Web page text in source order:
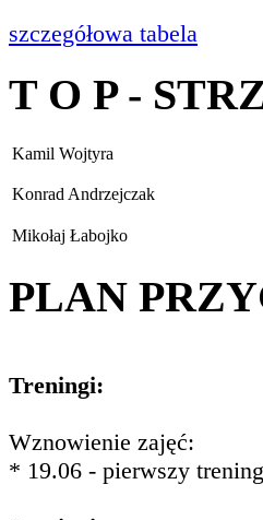
szczegółowa tabela
T O P -
Kamil Wojtyra
Konrad Andrzejczak
Mikołaj Łabojko
PLAN
Treningi:
Wznowienie zajęć:
* 19.06 - pierwszy trening